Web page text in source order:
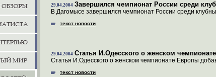
29.04.2004 Завершился чемпионат России среди
В Дагомысе завершился чемпионат России среди
текст новости
29.04.2004 Статья И.Одесского о женском
Статья И.Одесского о женском чемпионате Европы
текст новости